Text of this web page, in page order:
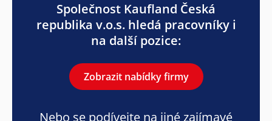
Společnost Kaufland Česká
republika v.o.s. hledá pracovníky i
na další pozice:
Zobrazit nabídky firmy
Nebo se podívejte na jiné zajímavé